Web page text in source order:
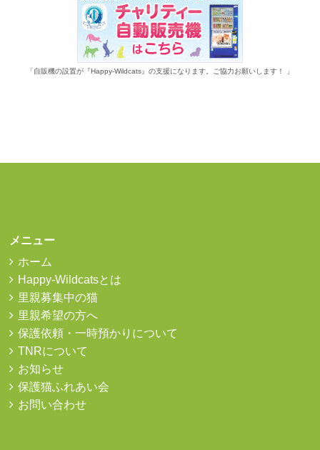
「自販機の設置が『Happy-Wildcats』の支援になります。ご協力お願いします！ 」
メニュー
ホーム
Happy-Wildcatsとは
里親募集中の猫
里親希望の方へ
保護依頼・一時預かりについて
TNRについて
お知らせ
保護猫ふれあい会
お問い合わせ